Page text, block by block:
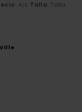
: 4/5 Talla: Talla